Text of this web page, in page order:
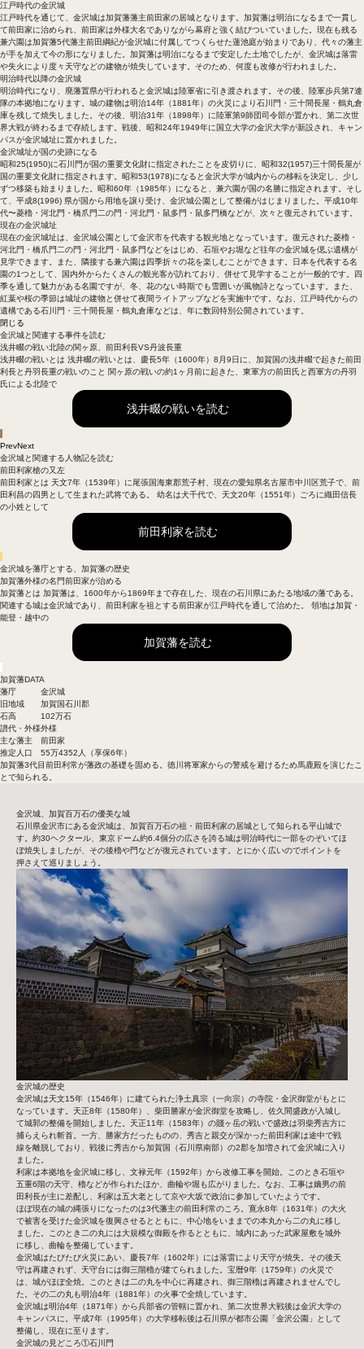
江戸時代の金沢城
江戸時代を通じて、金沢城は加賀藩藩主前田家の居城となります。加賀藩は明治になるまで一貫し
て前田家に治められ、前田家は外様大名でありながら幕府と強く結びついていました。現在も残る
兼六園は加賀藩5代藩主前田綱紀が金沢城に付属してつくらせた蓮池庭が始まりであり、代々の藩主
が手を加えて今の形になりました。加賀藩は明治になるまで安定した土地でしたが、金沢城は落雷
や失火により度々天守などの建物が焼失しています。そのため、何度も改修が行われました。
明治時代以降の金沢城
明治時代になり、廃藩置県が行われると金沢城は陸軍省に引き渡されます。その後、陸軍歩兵第7連
隊の本拠地になります。城の建物は明治14年（1881年）の火災により石川門・三十間長屋・鶴丸倉
庫を残して焼失しました。その後、明治31年（1898年）に陸軍第9師団司令部が置かれ、第二次世
界大戦が終わるまで存続します。戦後、昭和24年1949年に国立大学の金沢大学が新設され、キャン
パスが金沢城址に置かれました。
金沢城址が国の史跡になる
昭和25(1950)に石川門が国の重要文化財に指定されたことを皮切りに、昭和32(1957)三十間長屋が
国の重要文化財に指定されます。昭和53(1978)になると金沢大学が城内からの移転を決定し、少し
ずつ移築も始まりました。昭和60年（1985年）になると、兼六園が国の名勝に指定されます。そし
て、平成8(1996) 県が国から用地を譲り受け、金沢城公園として整備がはじまりました。平成10年
代〜菱櫓・河北門・橋爪門二の門・河北門・鼠多門・鼠多門橋などが、次々と復元されています。
現在の金沢城址
現在の金沢城址は、金沢城公園として金沢市を代表する観光地となっています。復元された菱櫓・
河北門・橋爪門二の門・河北門・鼠多門などをはじめ、石垣やお堀など往年の金沢城を偲ぶ遺構が
見学できます。また、隣接する兼六園は四季折々の花を楽しむことができます。日本を代表する名
園の1つとして、国内外からたくさんの観光客が訪れており、併せて見学することが一般的です。四
季を通して魅力がある名園ですが、冬、花のない時期でも雪囲いが風物詩となっています。また、
紅葉や桜の季節は城址の建物と併せて夜間ライトアップなどを実施中です。なお、江戸時代からの
遺構である石川門・三十間長屋・鶴丸倉庫などは、年に数回特別公開されています。
閉じる
金沢城と関連する事件を読む
末森城の戦い前田利家大ピンチ！佐々成政と北陸で対峙した
末森城の戦いとは 天正12年（1584年）9月9日、能登国の末森城で前田利家と佐々成政が戦った合
戦である。 小牧・長久手の戦いと連動して北陸で起きた、豊臣秀吉方の前田利家と徳川家康方に呼
応した佐々成政
末森城の戦いを読む
PrevNext
金沢城と関連する人物記を読む
前田利家槍の又左
前田利家とは 天文7年（1539年）に尾張国海東郡荒子村、現在の愛知県名古屋市中川区荒子で、前
田利昌の四男として生まれた武将である。 幼名は犬千代で、天文20年（1551年）ごろに織田信長
の小姓として
前田利家を読む
金沢城を藩庁とする、加賀藩の歴史
加賀藩外様の名門前田家が治める
加賀藩とは 加賀藩は、1600年から1869年まで存在した、現在の石川県にあたる地域の藩である。
関連する城は金沢城であり、前田利家を祖とする前田家が江戸時代を通して治めた。 領地は加賀・
能登・越中の
加賀藩を読む
加賀藩DATA
藩庁
金沢城
旧地域
加賀国石川郡
石高
102万石
譜代・外様外様
主な藩主
前田家
推定人口
55万4352人（享保6年）
加賀藩3代目前田利常が藩政の基礎を固める。徳川将軍家からの警戒を避けるため馬鹿殿を演じたこ
とで知られる。
金沢城、加賀百万石の優美な城
石川県金沢市にある金沢城は、加賀百万石の祖・前田利家の居城として知られる平山城で
す。約30ヘクタール、東京ドーム約6.4個分の広さを誇る城は明治時代に一部をのぞいてほ
ぼ焼失しましたが、その後櫓や門などが復元されています。とにかく広いのでポイントを
押さえて巡りましょう。
金沢城の歴史
金沢城は天文15年（1546年）に建てられた浄土真宗（一向宗）の寺院・金沢御堂がもとに
なっています。天正8年（1580年）、柴田勝家が金沢御堂を攻略し、佐久間盛政が入城し
て城郭の整備を開始しました。天正11年（1583年）の賤ヶ岳の戦いで盛政は羽柴秀吉方に
捕らえられ斬首。一方、勝家方だったものの、秀吉と親交が深かった前田利家は途中で戦
線を離脱しており、戦後に秀吉から加賀国（石川県南部）の2郡を加増されて金沢城に入り
ました。
利家は本拠地を金沢城に移し、文禄元年（1592年）から改修工事を開始。このとき石垣や
五重6階の天守、櫓などが作られたほか、曲輪や堀も広がりました。なお、工事は嫡男の前
田利長が主に差配し、利家は五大老として京や大坂で政治に参加していたようです。
ほぼ現在の城の縄張りになったのは3代藩主の前田利常のころ。寛永8年（1631年）の大火
で被害を受けた金沢城を復興させるとともに、中心地をいままでの本丸から二の丸に移し
ました。このとき二の丸には大規模な御殿を作るとともに、城内にあった武家屋敷を城外
に移し、曲輪を整備しています。
金沢城はたびたび火災にあい、慶長7年（1602年）には落雷により天守が焼失。その後天
守は再建されず、天守台には御三階櫓が建てられました。宝暦9年（1759年）の火災で
は、城がほぼ全焼。このときは二の丸を中心に再建され、御三階櫓は再建されませんでし
た。その二の丸も明治4年（1881年）の火事で全焼しています。
金沢城は明治4年（1871年）から兵部省の管轄に置かれ、第二次世界大戦後は金沢大学の
キャンパスに。平成7年（1995年）の大学移転後は石川県が都市公園「金沢公園」として
整備し、現在に至ります。
金沢城の見どころ①石川門